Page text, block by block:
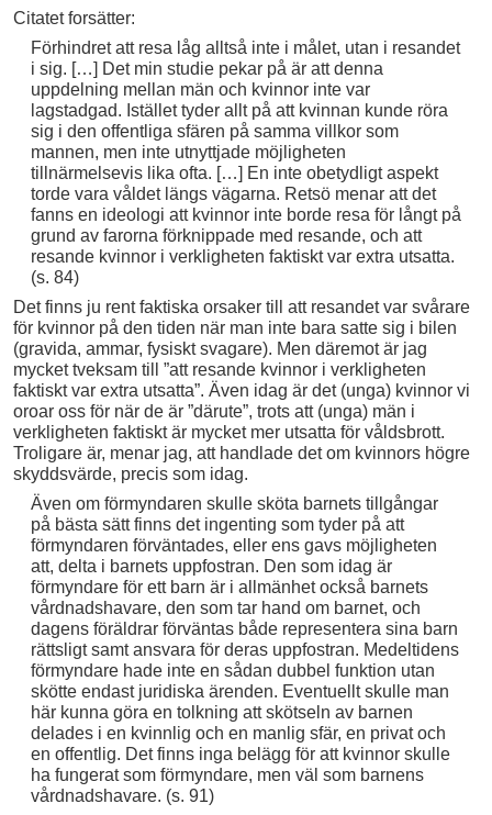
Citatet forsätter:
Förhindret att resa låg alltså inte i målet, utan i resandet
i sig. […] Det min studie pekar på är att denna
uppdelning mellan män och kvinnor inte var
lagstadgad. Istället tyder allt på att kvinnan kunde röra
sig i den offentliga sfären på samma villkor som
mannen, men inte utnyttjade möjligheten
tillnärmelsevis lika ofta. […] En inte obetydligt aspekt
torde vara våldet längs vägarna. Retsö menar att det
fanns en ideologi att kvinnor inte borde resa för långt på
grund av farorna förknippade med resande, och att
resande kvinnor i verkligheten faktiskt var extra utsatta.
(s. 84)
Det finns ju rent faktiska orsaker till att resandet var svårare
för kvinnor på den tiden när man inte bara satte sig i bilen
(gravida, ammar, fysiskt svagare). Men däremot är jag
mycket tveksam till ”att resande kvinnor i verkligheten
faktiskt var extra utsatta”. Även idag är det (unga) kvinnor vi
oroar oss för när de är ”därute”, trots att (unga) män i
verkligheten faktiskt är mycket mer utsatta för våldsbrott.
Troligare är, menar jag, att handlade det om kvinnors högre
skyddsvärde, precis som idag.
Även om förmyndaren skulle sköta barnets tillgångar
på bästa sätt finns det ingenting som tyder på att
förmyndaren förväntades, eller ens gavs möjligheten
att, delta i barnets uppfostran. Den som idag är
förmyndare för ett barn är i allmänhet också barnets
vårdnadshavare, den som tar hand om barnet, och
dagens föräldrar förväntas både representera sina barn
rättsligt samt ansvara för deras uppfostran. Medeltidens
förmyndare hade inte en sådan dubbel funktion utan
skötte endast juridiska ärenden. Eventuellt skulle man
här kunna göra en tolkning att skötseln av barnen
delades i en kvinnlig och en manlig sfär, en privat och
en offentlig. Det finns inga belägg för att kvinnor skulle
ha fungerat som förmyndare, men väl som barnens
vårdnadshavare. (s. 91)